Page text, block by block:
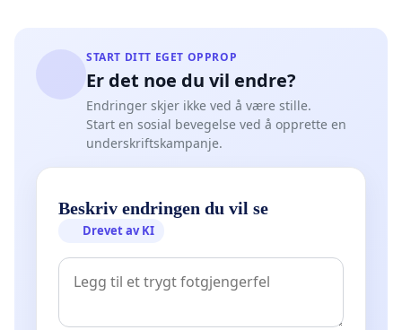
START DITT EGET OPPROP
Er det noe du vil endre?
Endringer skjer ikke ved å være stille.
Start en sosial bevegelse ved å opprette en
underskriftskampanje.
Beskriv endringen du vil se
Drevet av KI